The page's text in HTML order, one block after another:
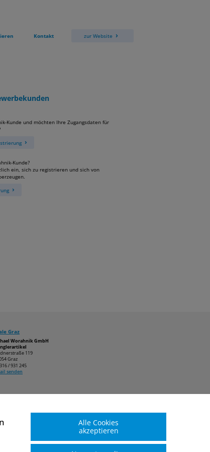
Kontakt zur Website
Kunde und möchten Ihre Zugangsdaten für
Kunde?
ein, sich zu registrieren und sich von
Graz
Worahnik GmbH
119
Graz
/ 931 245
senden
Alle Cookies
akzeptieren